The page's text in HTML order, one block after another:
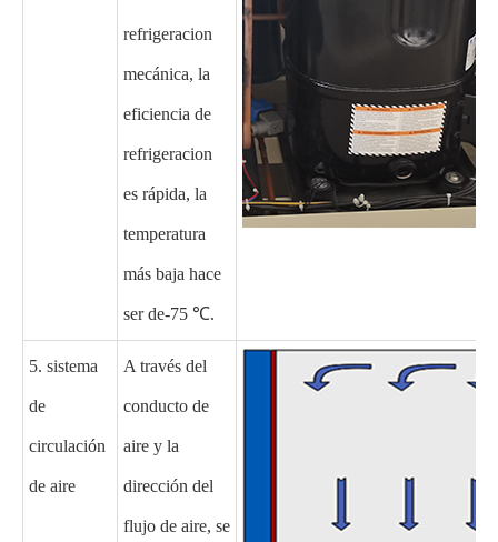
refrigeracion
mecánica, la
eficiencia de
refrigeracion
es rápida, la
temperatura
más baja hace
ser de-75 ℃.
5. sistema
de
circulación
de aire
A través del
conducto de
aire y la
dirección del
flujo de aire, se